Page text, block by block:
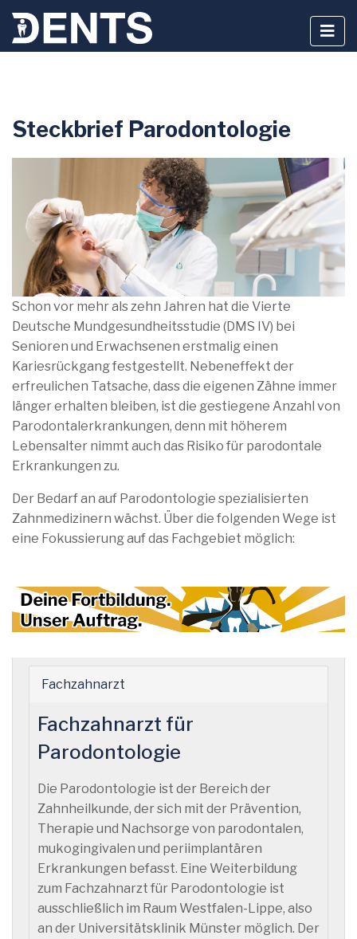
Inhalt
Steckbrief Parodontologie
Schon vor mehr als zehn Jahren hat die Vierte
Deutsche Mundgesundheitsstudie (DMS IV) bei
Senioren und Erwachsenen erstmalig einen
Kariesrückgang festgestellt. Nebeneffekt der
erfreulichen Tatsache, dass die eigenen Zähne immer
länger erhalten bleiben, ist die gestiegene Anzahl von
Parodontalerkrankungen, denn mit höherem
Lebensalter nimmt auch das Risiko für parodontale
Erkrankungen zu.
Der Bedarf an auf Parodontologie spezialisierten
Zahnmedizinern wächst. Über die folgenden Wege ist
eine Fokussierung auf das Fachgebiet möglich:
Fachzahnarzt
Fachzahnarzt für
Parodontologie
Die Parodontologie ist der Bereich der
Zahnheilkunde, der sich mit der Prävention,
Therapie und Nachsorge von parodontalen,
mukogingivalen und periimplantären
Erkrankungen befasst. Eine Weiterbildung
zum Fachzahnarzt für Parodontologie ist
ausschließlich im Raum Westfalen-Lippe, also
an der Universitätsklinik Münster möglich. Der